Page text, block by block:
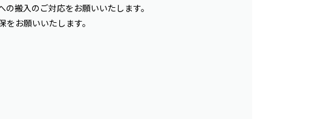
搬入のご対応をお願いいたします。
お願いいたします。